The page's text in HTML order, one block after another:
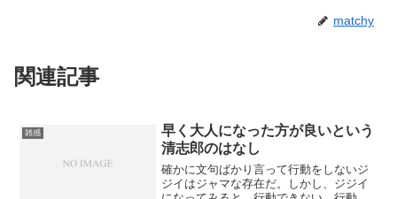
matchy
関連記事
雑感
早く大人になった方が良いという
清志郎のはなし
確かに文句ばかり言って行動をしないジ
ジイはジャマな存在だ。しかし、ジジイ